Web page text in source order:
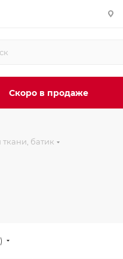
Скоро в продаже
батик